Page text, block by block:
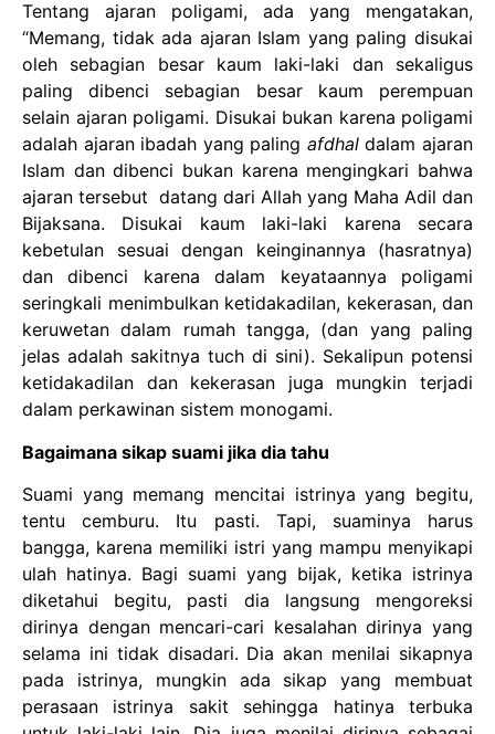
Tentang ajaran poligami, ada yang mengatakan,
“Memang, tidak ada ajaran Islam yang paling disukai
oleh sebagian besar kaum laki-laki dan sekaligus
paling dibenci sebagian besar kaum perempuan
selain ajaran poligami. Disukai bukan karena poligami
adalah ajaran ibadah yang paling afdhaldalam ajaran
Islam dan dibenci bukan karena mengingkari bahwa
ajaran tersebut datang dari Allah yang Maha Adil dan
Bijaksana. Disukai kaum laki-laki karena secara
kebetulan sesuai dengan keinginannya (hasratnya)
dan dibenci karena dalam keyataannya poligami
seringkali menimbulkan ketidakadilan, kekerasan, dan
keruwetan dalam rumah tangga, (dan yang paling
jelas adalah sakitnya tuch di sini). Sekalipun potensi
ketidakadilan dan kekerasan juga mungkin terjadi
dalam perkawinan sistem monogami.
Bagaimana sikap suami jika dia tahu
Suami yang memang mencitai istrinya yang begitu,
tentu cemburu. Itu pasti. Tapi, suaminya harus
bangga, karena memiliki istri yang mampu menyikapi
ulah hatinya. Bagi suami yang bijak, ketika istrinya
diketahui begitu, pasti dia langsung mengoreksi
dirinya dengan mencari-cari kesalahan dirinya yang
selama ini tidak disadari. Dia akan menilai sikapnya
pada istrinya, mungkin ada sikap yang membuat
perasaan istrinya sakit sehingga hatinya terbuka